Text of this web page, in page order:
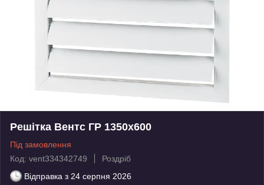
Решітка Вентс ГР 1350х600
Під замовлення
Код: vent334342749
Роздріб
Відправка з 24 серпня 2026